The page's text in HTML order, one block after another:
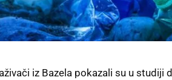
iz Bazela pokazali su u